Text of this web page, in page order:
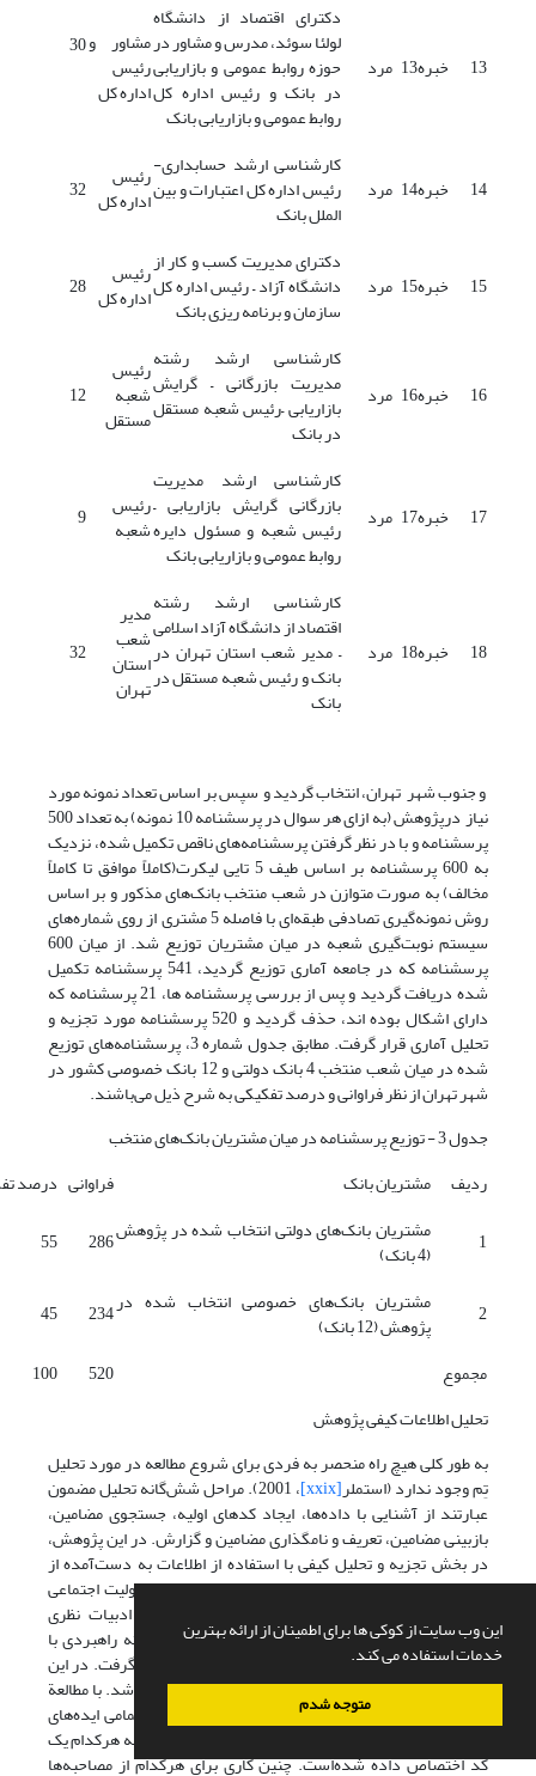
این وب سایت از کوکی ها برای اطمینان از ارائه بهترین
خدمات استفاده می کند.
متوجه شدم
13 خبره13 مرد
دکترای اقتصاد از دانشگاه
لولئا سوئد، مدرس و مشاور در
حوزه روابط عمومی و بازاریابی
در بانک و رئیس اداره کل
روابط عمومی و بازاریابی بانک
مشاور و
رئیس
اداره کل
30
14 خبره14 مرد
کارشناسی ارشد حسابداری-
رئیس اداره کل اعتبارات و بین
الملل بانک
رئیس
اداره کل 32
15 خبره15 مرد
دکترای مدیریت کسب و کار از
دانشگاه آزاد – رئیس اداره کل
سازمان و برنامه ریزی بانک
رئیس
اداره کل 28
16 خبره16 مرد
کارشناسی ارشد رشته
مدیریت بازرگانی – گرایش
بازاریابی –رئیس شعبه مستقل
در بانک
رئیس
شعبه
مستقل
12
17 خبره17 مرد
کارشناسی ارشد مدیریت
بازرگانی گرایش بازاریابی –
رئیس شعبه و مسئول دایره
روابط عمومی و بازاریابی بانک
رئیس
شعبه 9
18 خبره18 مرد
کارشناسی ارشد رشته
اقتصاد از دانشگاه آزاد اسلامی
– مدیر شعب استان تهران در
بانک و رئیس شعبه مستقل در
بانک
مدیر
شعب
استان
تهران
32
و جنوب شهر تهران، انتخاب گردید و سپس بر اساس تعداد نمونه مورد
نیاز درپژوهش (به ازای هر سوال در پرسشنامه 10 نمونه) به تعداد 500
پرسشنامه و با در نظر گرفتن پرسشنامه‌های ناقص تکمیل شده، نزدیک
به 600 پرسشنامه بر اساس طیف 5 تایی لیکرت(کاملاً موافق تا کاملاً
مخالف) به صورت متوازن در شعب منتخب بانک‌های مذکور و بر اساس
روش نمونه‌گیری تصادفی طبقه‌ای با فاصله 5 مشتری از روی شماره‌های
سیستم نوبت‌گیری شعبه در میان مشتریان توزیع شد. از میان 600
پرسشنامه که در جامعه آماری توزیع گردید، 541 پرسشنامه تکمیل
شده دریافت گردید و پس از بررسی پرسشنامه ها، 21 پرسشنامه که
دارای اشکال بوده اند، حذف گردید و 520 پرسشنامه مورد تجزیه و
تحلیل آماری قرار گرفت. مطابق جدول شماره 3، پرسشنامه‌های توزیع
شده در میان شعب منتخب 4 بانک دولتی و 12 بانک خصوصی کشور در
شهر تهران از نظر فراوانی و درصد تفکیکی به شرح ذیل می‌باشند.
جدول 3 - توزیع پرسشنامه در میان مشتریان بانک‌های منتخب
ردیف
مشتریان بانک فراوانی درصد
1
مشتریان بانک‌های دولتی انتخاب شده در پژوهش
(4 بانک) 286
55
2 مشتریان بانک‌های خصوصی انتخاب شده در
پژوهش (12 بانک) 234
45
مجموع
520
100
تحلیل اطلاعات کیفی پژوهش
به طور کلی هیچ راه منحصر به فردی برای شروع مطالعه در مورد تحلیل
تِم وجود ندارد (استملر[xxix] ، 2001). مراحل شش‌گانه تحلیل مضمون
عبارتند از آشنایی با داده‌ها، ایجاد کدهای اولیه، جستجوی مضامین،
بازبینی مضامین، تعریف و نامگذاری مضامین و گزارش. در این پژوهش،
در بخش تجزیه و تحلیل کیفی با استفاده از اطلاعات به دست‌آمده از
مطالعه ادبیات‌نظری در حوزه برندسازی سازمانی و مسئولیت اجتماعی
سازمانی ابتدا متغیرهای اثرگذار بر موضوع از خلال ادبیات نظری
استخراج و سپس از طریق مصاحبه‌های نیمه ساختاریافته راهبردی با
خبرگان در قالب مصاحبه، نظرات آنان مورد بررسی قرار گرفت. در این
فرایند متن مصاحبه‌ها، مستندسازی و سپس پیاده‌سازی شد. با مطالعة
دقیق این متون، برای هر یک از مصاحبه‌های تهیه شده تمامی ایده‌های
مستقل در قالب مفاهیم و تم‌های فرعی شناسایی و سپس به هرکدام یک
کد اختصاص داده شده‌است. چنین کاری برای هرکدام از مصاحبه‌ها